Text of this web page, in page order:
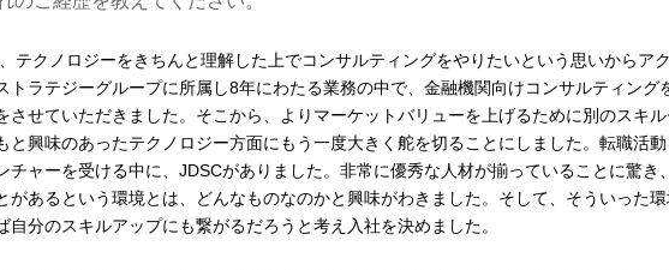
テクノロジーをきちんと理解した上でコンサルティングをやりたいという思いからアク
トラテジーグループに所属し8年にわたる業務の中で、金融機関向けコンサルティング
させていただきました。そこから、よりマーケットバリューを上げるために別のスキル
と興味のあったテクノロジー方面にもう一度大きく舵を切ることにしました。転職活動
ャーを受ける中に、JDSCがありました。非常に優秀な人材が揃っていることに驚き、
があるという環境とは、どんなものなのかと興味がわきました。そして、そういった環
自分のスキルアップにも繋がるだろうと考え入社を決めました。